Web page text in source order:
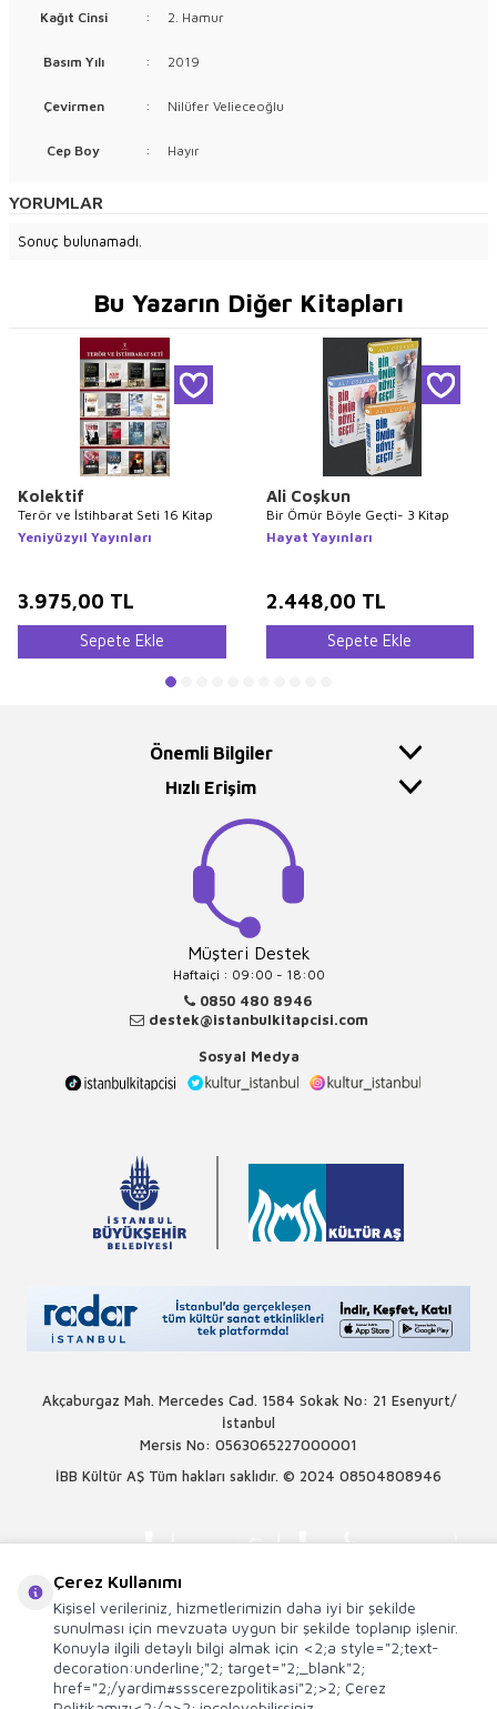
Kağıt Cinsi : 2. Hamur
Basım Yılı : 2019
Çevirmen : Nilüfer Velieceoğlu
Cep Boy : Hayır
YORUMLAR
Sonuç bulunamadı.
Bu Yazarın Diğer Kitapları
Kolektif
Terör ve İstihbarat Seti 16 Kitap
Yeniyüzyıl Yayınları
3.975,00 TL
Sepete Ekle
Ali Coşkun
Bir Ömür Böyle Geçti- 3 Kitap
Hayat Yayınları
2.448,00 TL
Sepete Ekle
Önemli Bilgiler
Hızlı Erişim
Müşteri Destek
Haftaiçi : 09:00 - 18:00
0850 480 8946
destek@istanbulkitapcisi.com
Sosyal Medya
Akçaburgaz Mah. Mercedes Cad. 1584 Sokak No: 21 Esenyurt/
İstanbul
Mersis No: 0563065227000001
İBB Kültür AŞ Tüm hakları saklıdır. © 2024 08504808946
Çerez Kullanımı
Kişisel verileriniz, hizmetlerimizin daha iyi bir şekilde
sunulması için mevzuata uygun bir şekilde toplanıp işlenir.
Konuyla ilgili detaylı bilgi almak için <2;a style="2;text-
decoration:underline;"2; target="2;_blank"2;
href="2;/yardim#ssscerezpolitikasi"2;>2; Çerez